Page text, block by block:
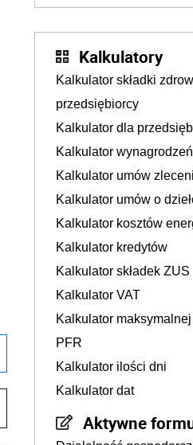
Kalkulatory
Kalkulator składki
przedsiębiorcy
Kalkulator dla
Kalkulator
Kalkulator umów
Kalkulator umów o
Kalkulator kosztów
Kalkulator kredytów
Kalkulator składek ZUS
Kalkulator VAT
Kalkulator
PFR
Kalkulator ilości dni
Kalkulator dat
Aktywne